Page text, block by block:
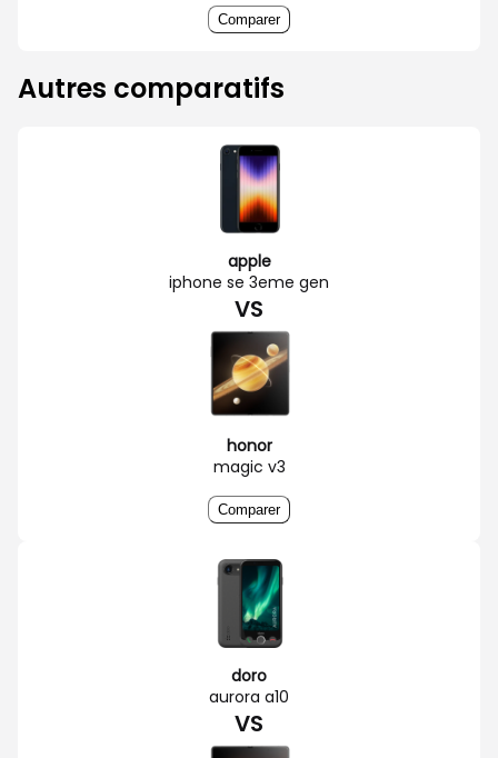
Comparer
Autres comparatifs
apple
iphone se 3eme gen
VS
honor
magic v3
Comparer
doro
aurora a10
VS